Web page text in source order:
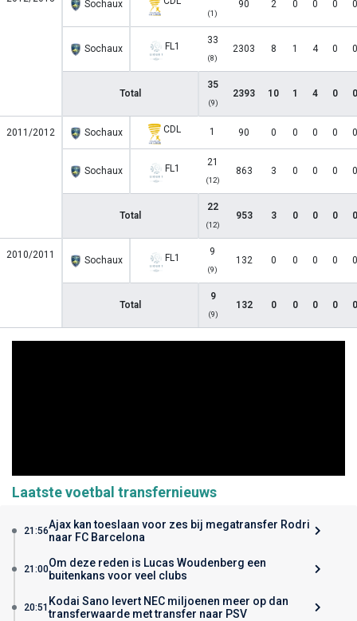
Sochaux
(1)
90 2 0 0 0 0
Sochaux FL1
33
(8)
2303 8 1 4 0 0
Total
35
(9)
2393 10 1 4 0 0
2011/2012 Sochaux CDL 1 90 0 0 0 0 0
Sochaux FL1
21
(12)
863 3 0 0 0 0
Total
22
(12)
953 3 0 0 0 0
2010/2011 Sochaux FL1
9
(9)
132 0 0 0 0 0
Total
9
(9)
132 0 0 0 0 0
Laatste voetbal transfernieuws
21:56Ajax kan toeslaan voor zes bij megatransfer Rodri
naar FC Barcelona
21:00Om deze reden is Lucas Woudenberg een
buitenkans voor veel clubs
20:51 Kodai Sano levert NEC miljoenen meer op dan
transferwaarde met transfer naar PSV